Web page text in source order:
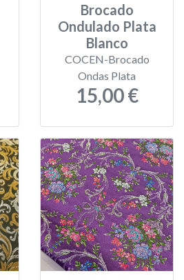
Brocado
Ondulado Plata
Blanco
COCEN-Brocado
Ondas Plata
15,00 €